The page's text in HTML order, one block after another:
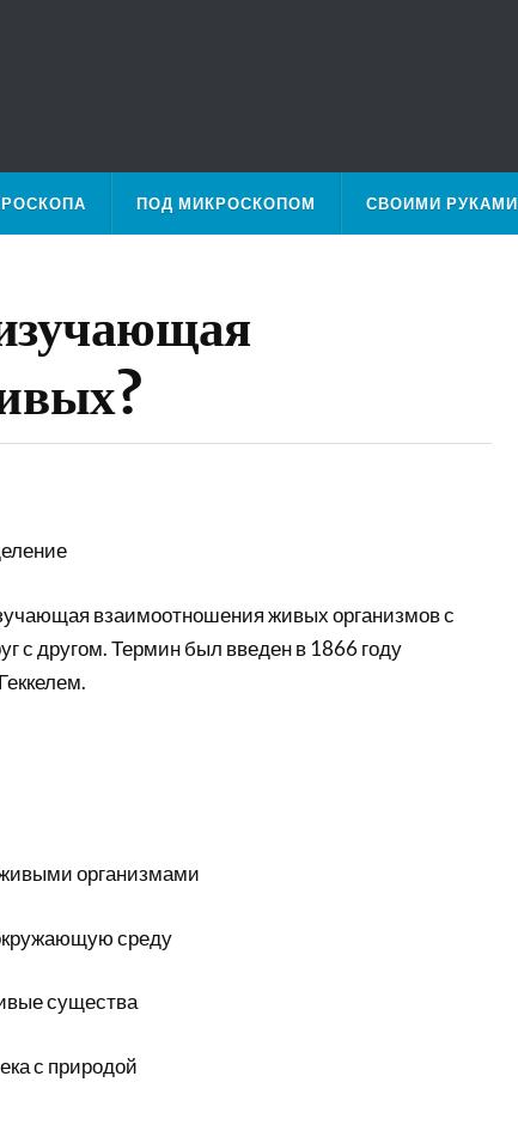
ПОД МИКРОСКОПОМ СВОИМИ РУКАМИ
взаимоотношения живых организмов с
с другом. Термин был введен в 1866 году
организмами
среду
существа
с природой